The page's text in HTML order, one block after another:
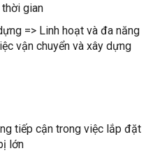
gian
=> Linh hoạt và đa năng
vận chuyển và xây dựng
tiếp cận trong việc lắp đặt
lớn